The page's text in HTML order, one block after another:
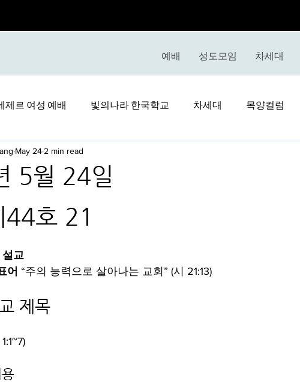
예배 성도모임 차세대
제르 여성 예배 빛의나라 한국학교 차세대 목양컬럼
5월 24일
May 24 2 min read
of 5 stars.
44호 21
설교
어 “주의 능력으로 살아나는 교회” (시 21:13)
제목